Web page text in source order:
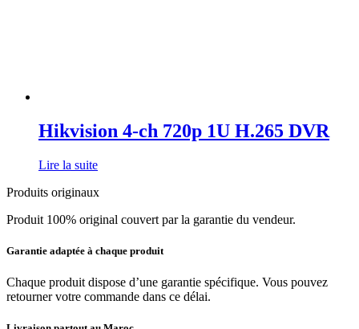
Hikvision 4-ch 720p 1U H.265 DVR
Lire la suite
Produits originaux
Produit 100% original couvert par la garantie du vendeur.
Garantie adaptée à chaque produit
Chaque produit dispose d’une garantie spécifique. Vous pouvez
retourner votre commande dans ce délai.